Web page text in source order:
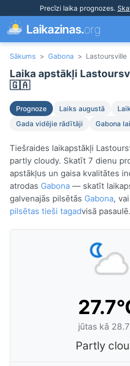
Precīzi laika prognozes.
Laikazinas.org
Sākums > Gabona > Lastoursville
Laika apstākļi
🇬🇦
Prognoze Laiks augustā
Gada vidējie rādītāji
Gabona
Tiešraides laikapstākļi
partly cloudy. Skatīt 7 dienu
apstākļus un gaisa kvalitātes
atrodas Gabona — skatīt
galvenajās pilsētās Gabona,
pilsētas tieši tagadvisā pasaulē.
jūtas kā
Partly